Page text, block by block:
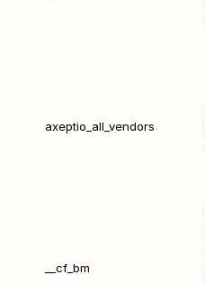
axeptio_all_vendors
__cf_bm